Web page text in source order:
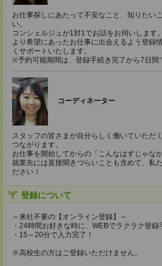
お仕事探しにあたって不安なこと、知りたい
い。
コンシェルジュが1対1でお話をお伺いします。
より希望にあったお仕事に出会えるよう登録
くサポートいたします。
※予約可能期間は、登録手続き完了から7日間
コーディネーター
スタッフの皆さまが自分らしく働いていただ
つながります。
お仕事を開始してからの「こんなはずじゃな
就業先には直接聞きづらいことも含めて、私
ださい！
登録について
～来社不要の【オンライン登録】～
・24時間お好きな時に、WEBでラクラク登録
・15～20分で入力完了！
※高校生の方はご登録いただけません。